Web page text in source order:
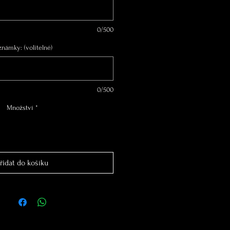
0/500
(volitelné)
0/500
Množství *
do košíku